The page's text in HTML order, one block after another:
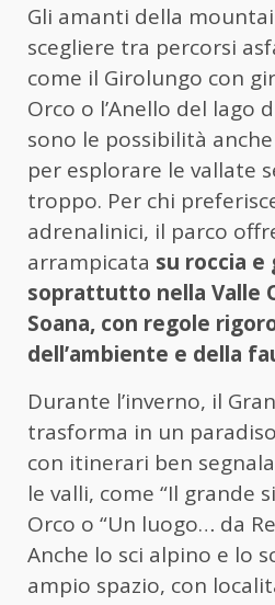
Gli amanti della
scegliere tra percorsi
come il Girolungo con
Orco o l’Anello del lago
sono le possibilità
per esplorare le vallate
troppo. Per chi
adrenalinici, il parco
arrampicata su roccia e
soprattutto nella Valle
Soana, con regole
dell’ambiente e della
Durante l’inverno, il
trasforma in un
con itinerari ben
le valli, come “Il grande
Orco o “Un luogo… da
Anche lo sci alpino e lo
ampio spazio, con